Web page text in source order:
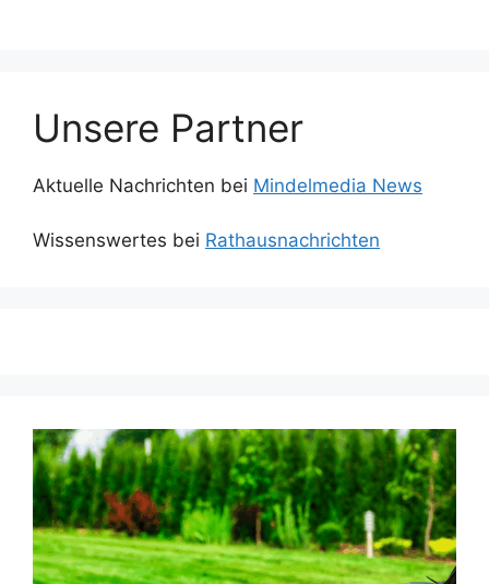
Unsere Partner
Aktuelle Nachrichten bei Mindelmedia News
Wissenswertes bei Rathausnachrichten